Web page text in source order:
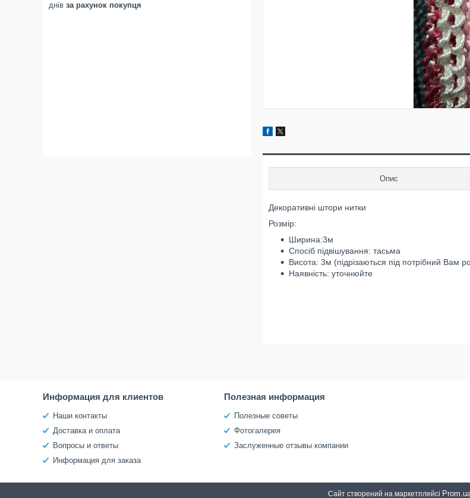
Опис
Декоративні штори нитки
Розмір:
Ширина:3м
Спосіб підвішування: тасьма
Висота: 3м (підрізаються під потрібний Вам
Наявність: уточнюйте
днів за рахунок покупця
Информация для клиентов
Наши контакты
Доставка и оплата
Вопросы и ответы
Информация для заказа
Полезная информация
Полезные советы
Фотогалерея
Заслуженные отзывы компании
Сайт створений на маркетплейсі